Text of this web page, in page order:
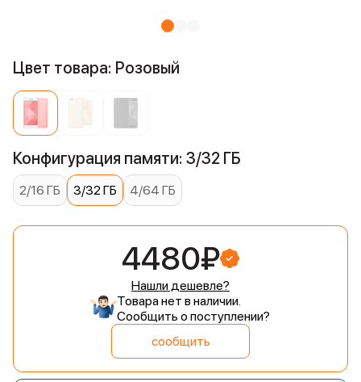
Цвет товара: Розовый
Конфигурация памяти: 3/32 ГБ
2/16 ГБ 3/32 ГБ 4/64 ГБ
4480₽
Нашли дешевле?
Товара нет в наличии.
Сообщить о поступлении?
сообщить